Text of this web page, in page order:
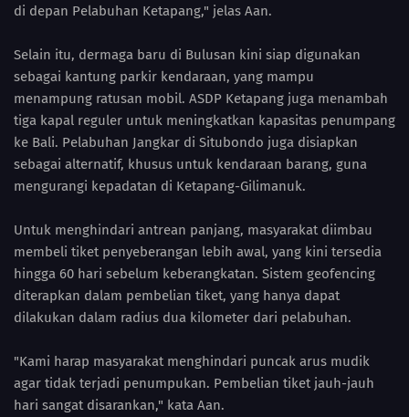
di depan Pelabuhan Ketapang," jelas Aan.
Selain itu, dermaga baru di Bulusan kini siap digunakan
sebagai kantung parkir kendaraan, yang mampu
menampung ratusan mobil. ASDP Ketapang juga menambah
tiga kapal reguler untuk meningkatkan kapasitas penumpang
ke Bali. Pelabuhan Jangkar di Situbondo juga disiapkan
sebagai alternatif, khusus untuk kendaraan barang, guna
mengurangi kepadatan di Ketapang-Gilimanuk.
Untuk menghindari antrean panjang, masyarakat diimbau
membeli tiket penyeberangan lebih awal, yang kini tersedia
hingga 60 hari sebelum keberangkatan. Sistem geofencing
diterapkan dalam pembelian tiket, yang hanya dapat
dilakukan dalam radius dua kilometer dari pelabuhan.
"Kami harap masyarakat menghindari puncak arus mudik
agar tidak terjadi penumpukan. Pembelian tiket jauh-jauh
hari sangat disarankan," kata Aan.